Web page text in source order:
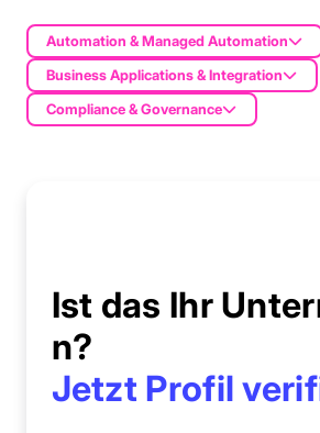
Automation & Managed Automation
Business Applications & Integration
Compliance & Governance
Ist das Ihr
n?
Jetzt Profil